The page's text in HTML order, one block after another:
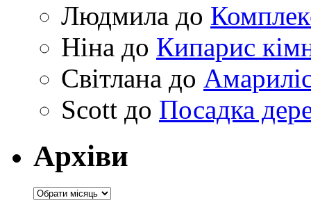
Людмила до
Ніна до Кипарис
Світлана до
Scott до Посадка
Архіви
Архіви